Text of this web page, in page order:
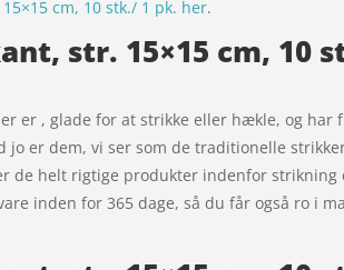
cm, 10 stk./ 1 pk. her.
str. 15×15 cm, 10
er , glade for at strikke eller hækle, og
er dem, vi ser som de traditionelle
de helt rigtige produkter indenfor
inden for 365 dage, så du får også ro i